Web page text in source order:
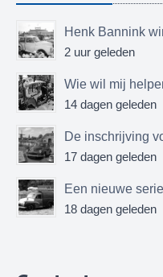
Henk Bannink
2 uur geleden
Wie wil mij
14 dagen geleden
De inschrijving
17 dagen geleden
18 dagen geleden